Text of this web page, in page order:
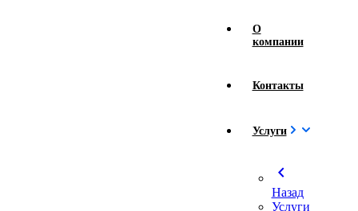
О
компании
Контакты
Услуги
chevron_left
Назад
Услуги